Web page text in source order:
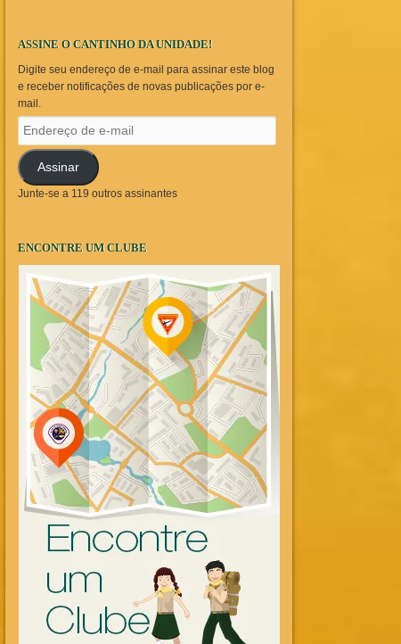
ASSINE O CANTINHO DA UNIDADE!
Digite seu endereço de e-mail para assinar este blog
e receber notificações de novas publicações por e-
mail.
Endereço
de
e-
mailAssinar
Junte-se a 119 outros assinantes
ENCONTRE UM CLUBE